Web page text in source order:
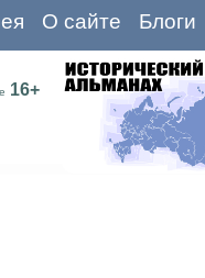
О сайте Блоги
16+